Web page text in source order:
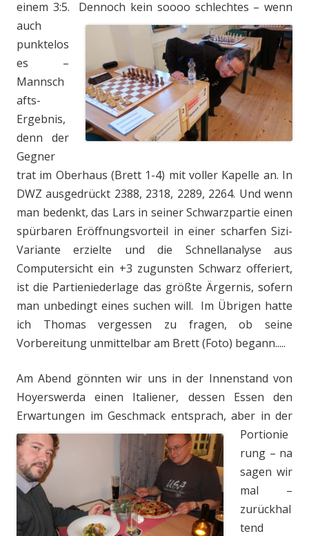
einem 3:5. Dennoch kein soooo schlechtes – wenn
auch
punktelos
es –
Mannsch
afts-
Ergebnis,
denn der
Gegner
trat im Oberhaus (Brett 1-4) mit voller Kapelle an. In
DWZ ausgedrückt 2388, 2318, 2289, 2264. Und wenn
man bedenkt, das Lars in seiner Schwarzpartie einen
spürbaren Eröffnungsvorteil in einer scharfen Sizi-
Variante erzielte und die Schnellanalyse aus
Computersicht ein +3 zugunsten Schwarz offeriert,
ist die Partieniederlage das größte Ärgernis, sofern
man unbedingt eines suchen will. Im Übrigen hatte
ich Thomas vergessen zu fragen, ob seine
Vorbereitung unmittelbar am Brett (Foto) begann.....
Am Abend gönnten wir uns in der Innenstand von
Hoyerswerda einen Italiener, dessen Essen den
Erwartungen im Geschmack entsprach, aber in der
Portionie
rung – na
sagen wir
mal –
zurückhal
tend